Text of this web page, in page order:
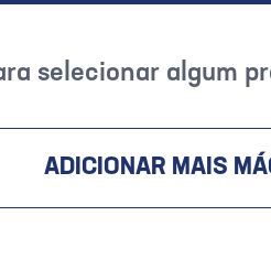
selecionar algum
ADICIONAR MAIS